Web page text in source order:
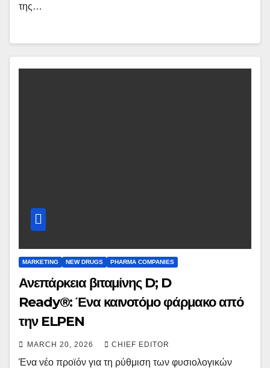
της…
MARKETING NEW DRUGS PHARMA COMPANIES
Ανεπάρκεια βιταμίνης D; D
Ready®: Ένα καινοτόμο φάρμακο από
την ELPEN
MARCH 20, 2026 CHIEF EDITOR
Ένα νέο προϊόν για τη ρύθμιση των φυσιολογικών